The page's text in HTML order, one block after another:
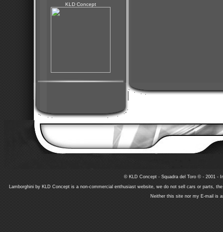
KLD Concept
© KLD Concept - Squadra del Toro © - 2001 -
Lamborghini by KLD Concept is a non-commercial enthusiast website, we do not sell cars or parts,
Neither this site nor my E-mail is